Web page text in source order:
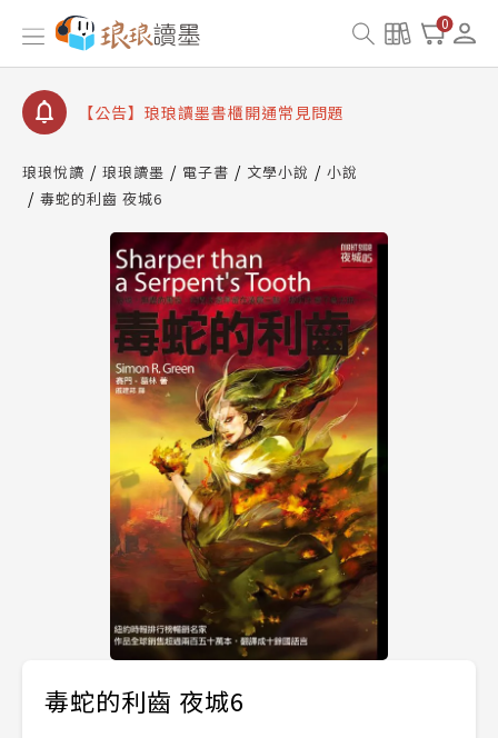
0
查詢
【公告】琅琅讀墨數位閱讀資產合併與書櫃開通申請
【公告】琅琅書店服務升級重要說明及資產合併結果
查詢
【公告】琅琅讀墨數位閱讀資產合併與書櫃開通申請
琅琅悅讀 琅琅讀墨 電子書 文學小說
小說
毒蛇的利齒 夜城6
毒蛇的利齒 夜城6